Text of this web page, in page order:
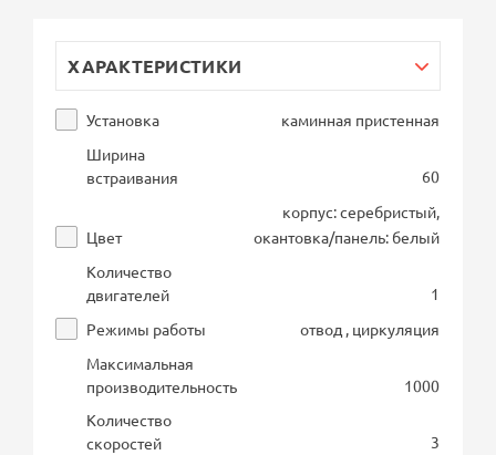
ХАРАКТЕРИСТИКИ
Установка
каминная пристенная
Ширина
встраивания
60
Цвет
корпус: серебристый,
окантовка/панель: белый
Количество
двигателей
1
Режимы работы
отвод , циркуляция
Максимальная
производительность
1000
Количество
скоростей
3